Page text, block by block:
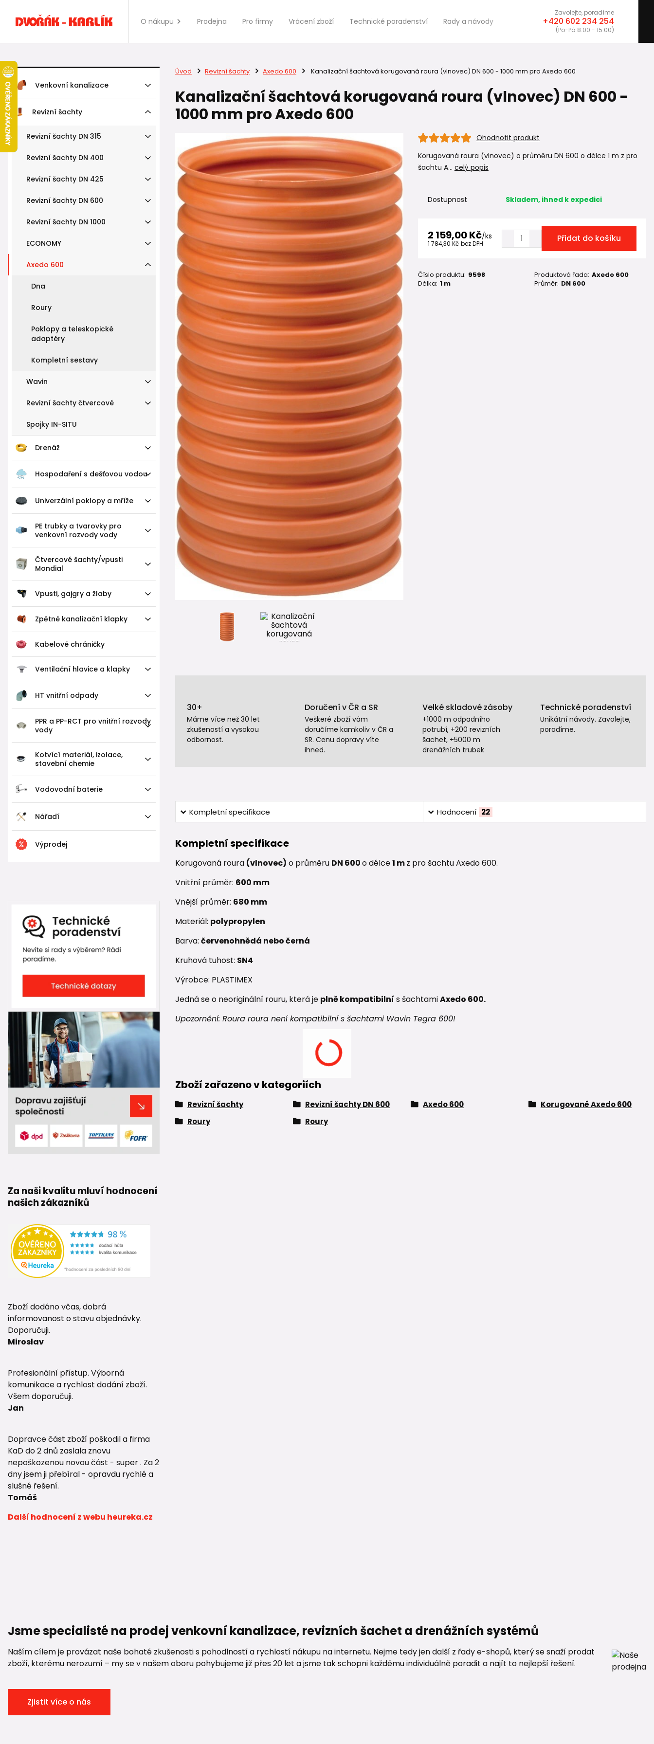
O nákupu Prodejna Pro firmy Vrácení zboží Technické poradenství Rady a návody
Zavolejte, poradíme
+420 602 234 254
(Po-Pá 8:00 - 15:00)
Venkovní kanalizace
Revizní šachty
Revizní šachty DN 315
Revizní šachty DN 400
Revizní šachty DN 425
Revizní šachty DN 600
Revizní šachty DN 1000
ECONOMY
Axedo 600
Dna
Roury
Poklopy a teleskopické
adaptéry
Kompletní sestavy
Wavin
Revizní šachty čtvercové
Spojky IN-SITU
Drenáž
Hospodaření s dešťovou vodou
Univerzální poklopy a mříže
PE trubky a tvarovky pro
venkovní rozvody vody
Čtvercové šachty/vpusti
Mondial
Vpusti, gajgry a žlaby
Zpětné kanalizační klapky
Kabelové chráničky
Ventilační hlavice a klapky
HT vnitřní odpady
PPR a PP-RCT pro vnitřní rozvody
vody
Kotvící materiál, izolace,
stavební chemie
Vodovodní baterie
Nářadí
Výprodej
Za naši kvalitu mluví hodnocení
našich zákazníků
Zboží dodáno včas, dobrá
informovanost o stavu objednávky.
Doporučuji.
Miroslav
Profesionální přístup. Výborná
komunikace a rychlost dodání zboží.
Všem doporučuji.
Jan
Dopravce část zboží poškodil a firma
KaD do 2 dnů zaslala znovu
nepoškozenou novou část - super . Za 2
dny jsem ji přebíral - opravdu rychlé a
slušné řešení.
Tomáš
Další hodnocení z webu heureka.cz
Úvod Revizní šachty Axedo 600 Kanalizační šachtová korugovaná roura (vlnovec) DN 600 - 1000 mm pro Axedo 600
Kanalizační šachtová korugovaná roura (vlnovec) DN 600 -
1000 mm pro Axedo 600
Ohodnotit produkt
Korugovaná roura (vlnovec) o průměru DN 600 o délce 1 m z pro
šachtu A... celý popis
Dostupnost Skladem, ihned k expedici
2 159,00 Kč/ks
1 784,30 Kč bez DPH Přidat do košíku
Číslo produktu: 9598 Produktová řada: Axedo 600
Délka: 1 m Průměr: DN 600
30+
Máme více než 30 let
zkušeností a vysokou
odbornost.
Doručení v ČR a SR
Veškeré zboží vám
doručíme kamkoliv v ČR a
SR. Cenu dopravy víte
ihned.
Velké skladové zásoby
+1000 m odpadního
potrubí, +200 revizních
šachet, +5000 m
drenážních trubek
Technické poradenství
Unikátní návody. Zavolejte,
poradíme.
Kompletní specifikace Hodnocení 22
Kompletní specifikace
Korugovaná roura (vlnovec) o průměru DN 600o délce1 mz pro šachtu Axedo 600.
Vnitřní průměr: 600 mm
Vnější průměr: 680 mm
Materiál: polypropylen
Barva: červenohnědá nebo černá
Kruhová tuhost: SN4
Výrobce: PLASTIMEX
Jedná se o neoriginální rouru, která je plně kompatibilní s šachtamiAxedo 600.
Upozornění: Roura roura není kompatibilní s šachtami Wavin Tegra 600!
Zboží zařazeno v kategoriích
Revizní šachty Revizní šachty DN 600 Axedo 600
Korugované Axedo 600
Roury
Roury
Jsme specialisté na prodej venkovní kanalizace, revizních šachet a drenážních systémů
Naším cílem je provázat naše bohaté zkušenosti s pohodlností a rychlostí nákupu na internetu. Nejme tedy jen další z řady e-shopů, který se snaží prodat
zboží, kterému nerozumí – my se v našem oboru pohybujeme již přes 20 let a jsme tak schopni každému individuálně poradit a najít to nejlepší řešení.
Zjistit více o nás